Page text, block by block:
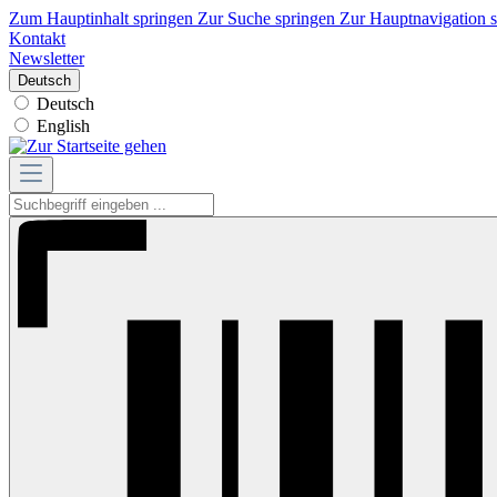
Zum Hauptinhalt springen Zur Suche springen Zur Hauptnavigation
Kontakt
Newsletter
Deutsch
Deutsch
English